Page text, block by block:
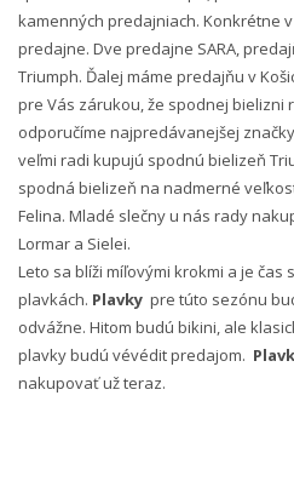
kamenných predajniach. Konkrétne
predajne. Dve predajne SARA,
Triumph. Ďalej máme predajňu v
pre Vás zárukou, že spodnej bielizni
odporučíme najpredávanejšej
veľmi radi kupujú spodnú bielizeň
spodná bielizeň na nadmerné
Felina. Mladé slečny u nás rady
Lormar a Sielei.
Leto sa blíži míľovými krokmi a je čas
plavkách. Plavky pre túto sezónu
odvážne. Hitom budú bikini, ale
plavky budú vévédit predajom.
nakupovať už teraz.